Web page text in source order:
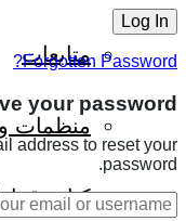
متابعات
منظمات
كتاب
Forgotten Password?
your password
address to reset your
password.